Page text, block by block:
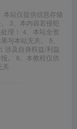
本站仅提供信息存储
3、本内容若侵犯
理！ 4、本站全资
与本站无关。 5、
涉及自身权益/利益
。 6、本教程仅供
关